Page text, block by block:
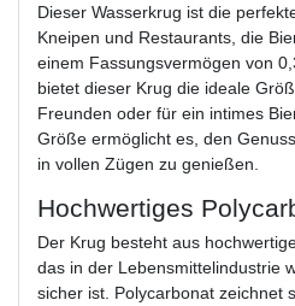
Dieser Wasserkrug ist die
Kneipen und Restaurants, die
einem Fassungsvermögen von
bietet dieser Krug die ideale
Freunden oder für ein intimes
Größe ermöglicht es, den
in vollen Zügen zu genießen.
Hochwertiges
Der Krug besteht aus
das in der Lebensmittelindustrie
sicher ist. Polycarbonat zeichnet